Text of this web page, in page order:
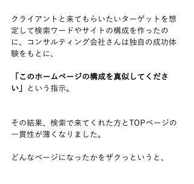
クライアントと来てもらいたいターゲットを想
定して検索ワードやサイトの構成を作ったの
に、コンサルティング会社さんは独自の成功体
験をもとに、
「このホームページの構成を真似してくださ
い」
という指示。
その結果、検索で来てくれた方とTOPページの
一貫性が薄くなりました。
どんなページになったかをザクっというと、